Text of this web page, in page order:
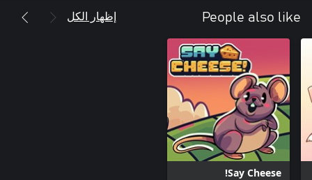
People also like إظهار الكل
Say Cheese!